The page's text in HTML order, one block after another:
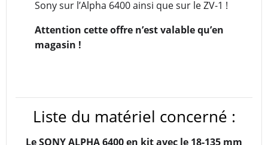
Sony sur l’Alpha 6400 ainsi que sur le ZV-1 !
Attention cette offre n’est valable qu’en
magasin !
Liste du matériel concerné :
Le SONY ALPHA 6400 en kit avec le 18-135 mm